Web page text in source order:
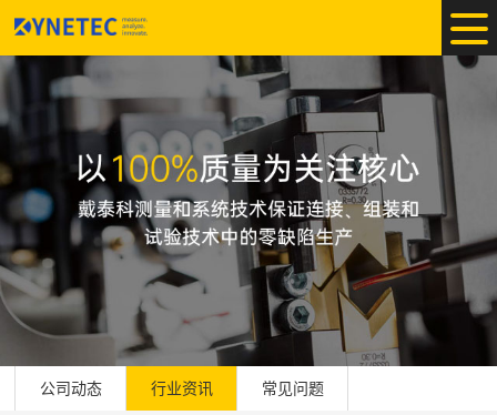
公司动态 行业资讯 常见问题